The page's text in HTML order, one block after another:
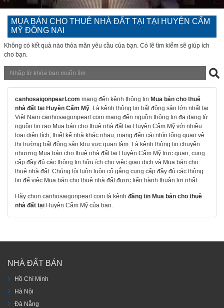
MUA BÁN CHO THUÊ NHÀ ĐẤT TẠI TẠI HUYỆN CẨM
MỸ ĐỒNG NAI
Không có kết quả nào thỏa mãn yêu cầu của bạn. Có lẽ tìm kiếm sẽ giúp ích
cho bạn.
canhosaigonpearl.com mang đến kênh thông tin Mua bán cho thuê
nhà đất tại Huyện Cẩm Mỹ . Là kênh thông tin bất động sản lớn nhất tại
Việt Nam canhosaigonpearl.com mang đến nguồn thông tin đa dạng từ
nguồn tin rao Mua bán cho thuê nhà đất tại Huyện Cẩm Mỹ với nhiều
loại diện tích, thiết kế nhà khác nhau, mang đến cái nhìn tổng quan vệ
thị trường bất động sản khu vực quan tâm. Là kênh thông tin chuyển
nhượng Mua bán cho thuê nhà đất tại Huyện Cẩm Mỹ trực quan, cung
cấp đầy đủ các thông tin hữu ích cho việc giao dịch và Mua bán cho
thuê nhà đất. Chúng tôi luôn luôn cố gắng cung cấp đầy đủ các thông
tin để việc Mua bán cho thuê nhà đất được tiến hành thuận lợi nhất.
Hãy chọn canhosaigonpearl.com là kênh đăng tin Mua bán cho thuê
nhà đất tại Huyện Cẩm Mỹ của bạn.
NHÀ ĐẤT BÁN
Hồ Chí Minh
Hà Nội
Đà Nẵng